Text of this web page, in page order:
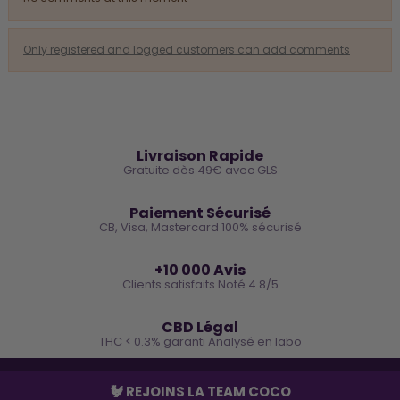
Only registered and logged customers can add comments
Livraison Rapide
Gratuite dès 49€ avec GLS
Paiement Sécurisé
CB, Visa, Mastercard 100% sécurisé
+10 000 Avis
Clients satisfaits Noté 4.8/5
CBD Légal
THC < 0.3% garanti Analysé en labo
🐓 REJOINS LA TEAM COCO